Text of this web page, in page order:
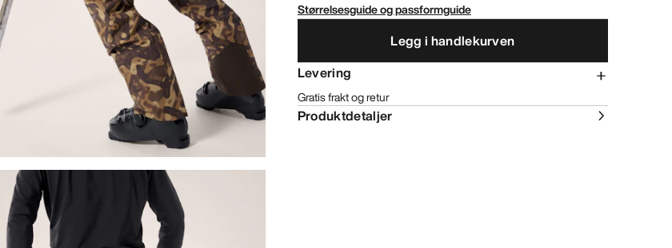
Størrelsesguide og passformguide
Legg i handlekurven
Levering
Gratis frakt og retur
Produktdetaljer